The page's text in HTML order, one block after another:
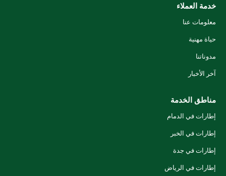
خدمة العملاء
معلومات عنا
حياة مهنية
مدوناتنا
آخر الأخبار
مناطق الخدمة
إطارات في الدمام
إطارات في الخبر
إطارات في جدة
إطارات في الرياض